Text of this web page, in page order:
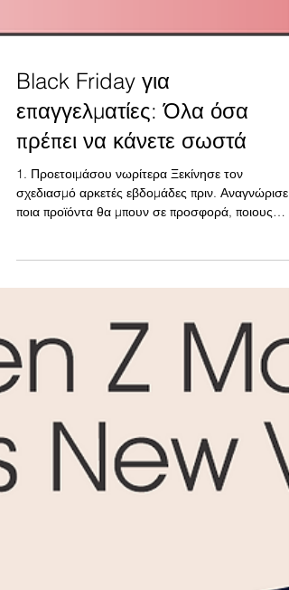
Black Friday για
επαγγελματίες: Όλα όσα
πρέπει να κάνετε σωστά
ποια προϊόντα θα μπουν σε προσφορά, ποιους
εκκαθάριση αποθέματος, upsell). Δημιούργησε
marketing calendar: πότε θα στείλεις emails, πότε
social, πότε SMS, πότε teaser. Βεβαιώσου ότι η
τεχνική πλευρά είναι έτοιμη: Website ταχύτητα,
προϊόντων, αποφυγή τεχνικών προβλημάτων. 2.
Δημιούργησε προσδοκία και